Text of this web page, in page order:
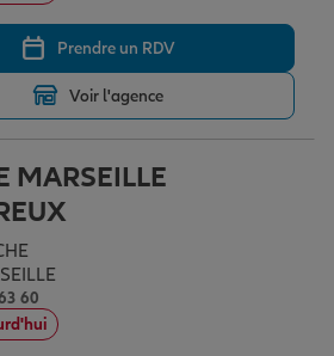
Prendre un RDV
Voir l'agence
MARSEILLE
60